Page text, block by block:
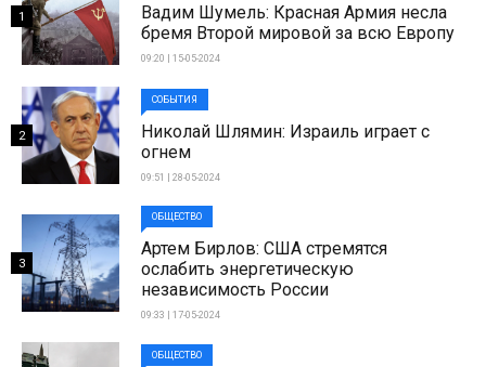
Вадим Шумель: Красная Армия несла
бремя Второй мировой за всю Европу
09:20 | 15-05-2024
1
СОБЫТИЯ
Николай Шлямин: Израиль играет с
огнем
09:51 | 28-05-2024
2
ОБЩЕСТВО
Артем Бирлов: США стремятся
ослабить энергетическую
независимость России
09:33 | 17-05-2024
3
ОБЩЕСТВО